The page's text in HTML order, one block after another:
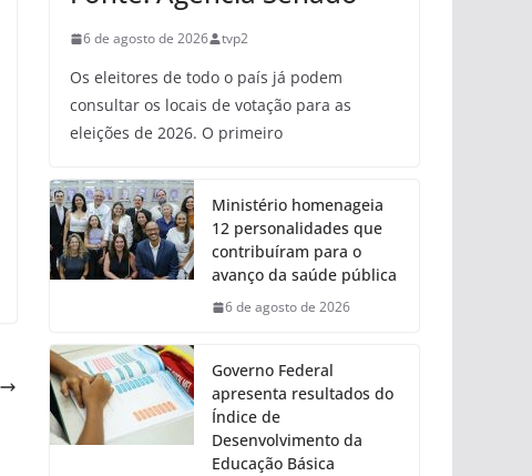
6 de agosto de 2026 tvp2
Os eleitores de todo o país já podem
consultar os locais de votação para as
eleições de 2026. O primeiro
Ministério homenageia
12 personalidades que
contribuíram para o
avanço da saúde pública
6 de agosto de 2026
Governo Federal
apresenta resultados do
Índice de
Desenvolvimento da
Educação Básica